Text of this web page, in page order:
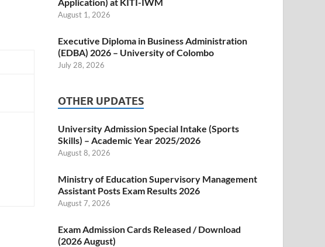
August 1, 2026
Executive Diploma in Business Administration
(EDBA) 2026 – University of Colombo
July 28, 2026
OTHER UPDATES
University Admission Special Intake (Sports
Skills) – Academic Year 2025/2026
August 8, 2026
Ministry of Education Supervisory Management
Assistant Posts Exam Results 2026
August 7, 2026
Exam Admission Cards Released / Download
(2026 August)